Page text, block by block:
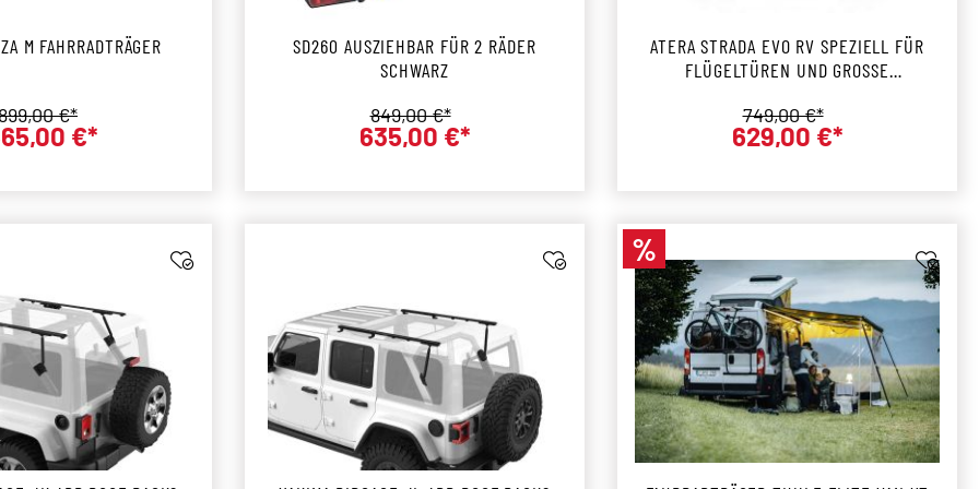
ATERA FORZA M FAHRRADTRÄGER
Verkaufspreis:
€*
Preis:
€*
SD260 AUSZIEHBAR FÜR 2 RÄDER
SCHWARZ
Verkaufspreis:
635,00 €*
Regulärer Preis:
849,00 €*
ATERA STRADA EVO RV SPEZIELL FÜR
FLÜGELTÜREN UND GROSSE H
Verkaufspreis:
629,00 €*
Regulärer Preis:
749,00 €*
Rabatt
%